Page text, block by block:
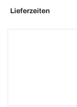
Lieferzeiten